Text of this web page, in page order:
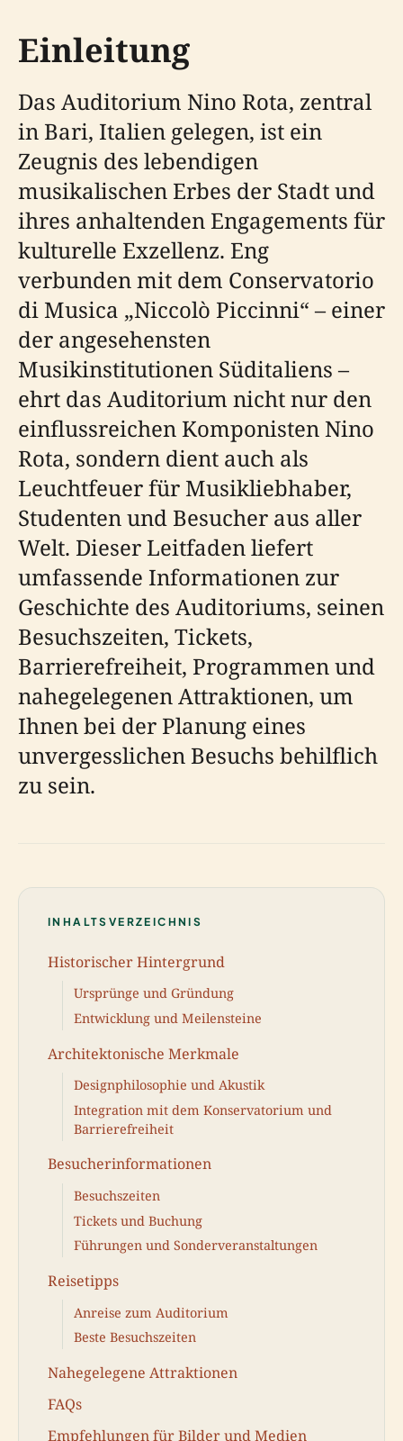
Einleitung
Das Auditorium Nino Rota, zentral
in Bari, Italien gelegen, ist ein
Zeugnis des lebendigen
musikalischen Erbes der Stadt und
ihres anhaltenden Engagements für
kulturelle Exzellenz. Eng
verbunden mit dem Conservatorio
di Musica „Niccolò Piccinni“ – einer
der angesehensten
Musikinstitutionen Süditaliens –
ehrt das Auditorium nicht nur den
einflussreichen Komponisten Nino
Rota, sondern dient auch als
Leuchtfeuer für Musikliebhaber,
Studenten und Besucher aus aller
Welt. Dieser Leitfaden liefert
umfassende Informationen zur
Geschichte des Auditoriums, seinen
Besuchszeiten, Tickets,
Barrierefreiheit, Programmen und
nahegelegenen Attraktionen, um
Ihnen bei der Planung eines
unvergesslichen Besuchs behilflich
zu sein.
INHALTSVERZEICHNIS
Historischer Hintergrund
Ursprünge und Gründung
Entwicklung und Meilensteine
Architektonische Merkmale
Designphilosophie und Akustik
Integration mit dem Konservatorium und
Barrierefreiheit
Besucherinformationen
Besuchszeiten
Tickets und Buchung
Führungen und Sonderveranstaltungen
Reisetipps
Anreise zum Auditorium
Beste Besuchszeiten
Nahegelegene Attraktionen
FAQs
Empfehlungen für Bilder und Medien